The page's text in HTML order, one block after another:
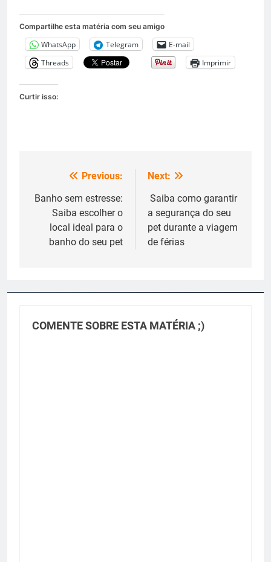
Compartilhe esta matéria com seu amigo
WhatsApp Telegram
E-mail
Threads
Imprimir
Curtir isso:
Navegação
de
Post
Previous:
Banho sem estresse:
Saiba escolher o
local ideal para o
banho do seu pet
Next:
Saiba como garantir
a segurança do seu
pet durante a viagem
de férias
COMENTE SOBRE ESTA MATÉRIA ;)